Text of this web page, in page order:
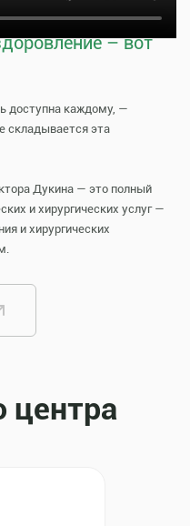
качественное
– вот
доступна каждому, —
складывается эта
Дукина — это полный
и хирургических услуг —
и хирургических
центра